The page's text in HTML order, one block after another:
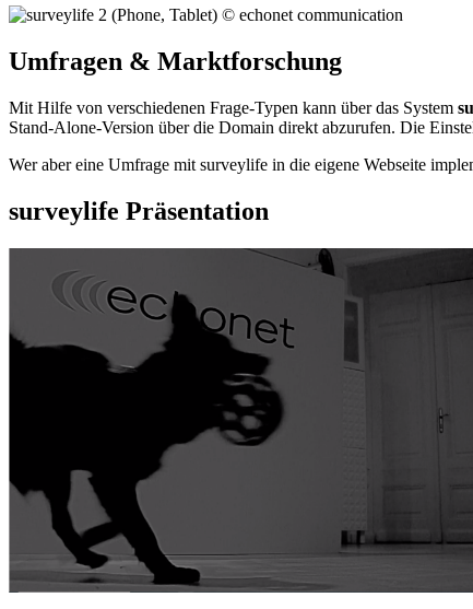
Umfragen & Marktforschung
Mit Hilfe von verschiedenen Frage-Typen kann über das System
Stand-Alone-Version über die Domain direkt abzurufen. Die
Wer aber eine Umfrage mit surveylife in die eigene Webseite
surveylife Präsentation